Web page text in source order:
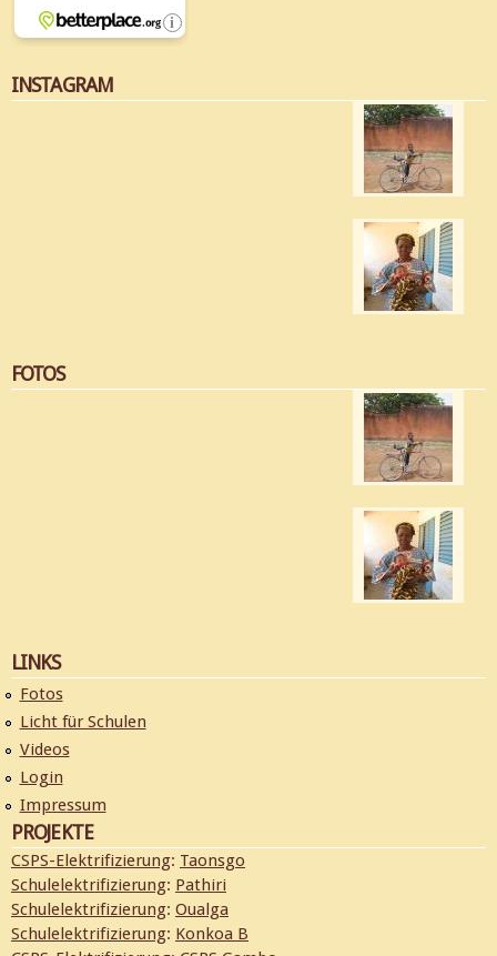
INSTAGRAM
FOTOS
LINKS
Fotos
Licht für Schulen
Videos
Login
Impressum
PROJEKTE
CSPS-Elektrifizierung: Taonsgo
Schulelektrifizierung: Pathiri
Schulelektrifizierung: Oualga
Schulelektrifizierung: Konkoa B